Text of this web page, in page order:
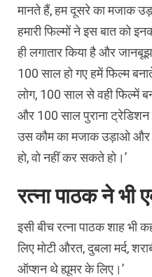
मानते हैं, हम दूसरे का मजाक
हमारी फिल्मों ने इस बात को
ही लगातार किया है और
100 साल हो गए हमें फिल्म
लोग, 100 साल से वही फिल्में
और 100 साल पुराना
उस कौम का मजाक उड़ाओ और
हो, वो नहीं कर सकते हो।’
रत्ना पाठक ने भी
इसी बीच रत्ना पाठक शाह भी
लिए मोटी औरत, दुबला मर्द,
ऑप्शन थे ह्यूमर के लिए।’